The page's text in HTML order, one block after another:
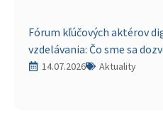
Fórum kľúčových aktérov
vzdelávania: Čo sme sa
14.07.2026 Aktuality